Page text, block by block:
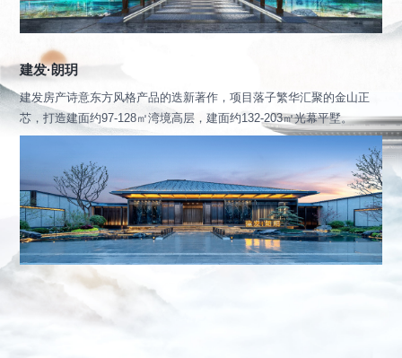
建发·朗玥
建发房产诗意东方风格产品的迭新著作，项目落子繁华汇聚的金山正
芯，打造建面约97-128㎡湾境高层，建面约132-203㎡光幕平墅。